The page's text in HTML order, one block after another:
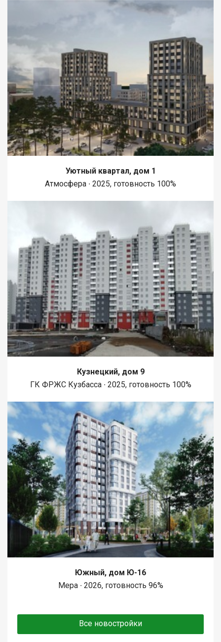
Уютный квартал, дом 1
Атмосфера ∙ 2025, готовность 100%
Кузнецкий, дом 9
ГК ФРЖС Кузбасса ∙ 2025, готовность 100%
Южный, дом Ю-16
Мера ∙ 2026, готовность 96%
Все новостройки